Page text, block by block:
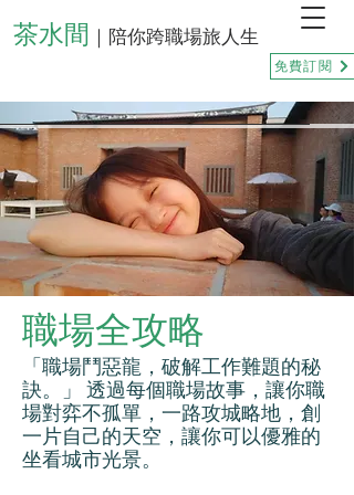
茶水間 ｜陪你跨職場旅人生
免費訂閱
職場全攻略
「職場鬥惡龍，破解工作難題的秘
訣。」 透過每個職場故事，讓你職
場對弈不孤單，一路攻城略地，創
一片自己的天空，讓你可以優雅的
坐看城市光景。